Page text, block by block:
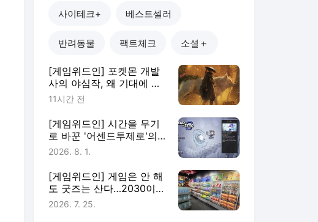
사이테크+ 베스트셀러
반려동물 팩트체크 소셜＋
[게임위드인] 포켓몬 개발
사의 야심작, 왜 기대에 못
미쳤나
11시간 전
[게임위드인] 시간을 무기
로 바꾼 '어센드투제로'의
실험
2026. 8. 1.
[게임위드인] 게임은 안 해
도 굿즈는 산다…2030이
게임에 남는 법
2026. 7. 25.